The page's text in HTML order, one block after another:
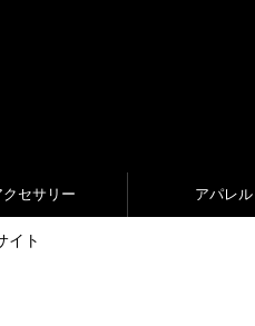
クセサリー アパレル
イト